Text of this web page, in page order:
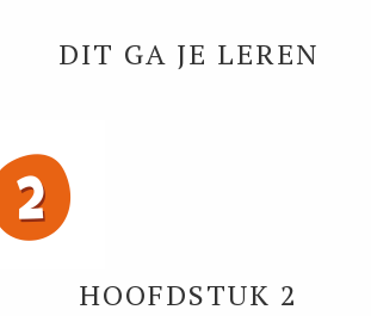
DIT GA JE LEREN
HOOFDSTUK 2